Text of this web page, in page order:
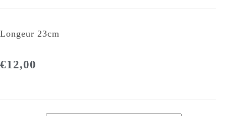
Longeur 23cm
€12,00